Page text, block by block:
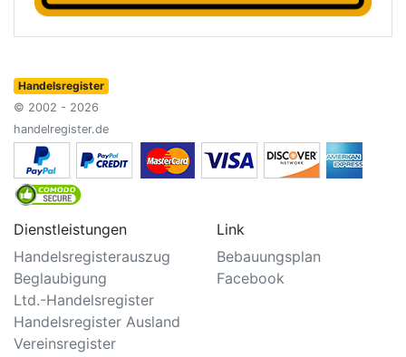
Handelsregister
© 2002 - 2026
handelregister.de
Dienstleistungen
Handelsregisterauszug
Beglaubigung
Ltd.-Handelsregister
Handelsregister Ausland
Vereinsregister
Link
Bebauungsplan
Facebook